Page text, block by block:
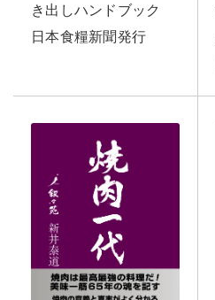
き出しハンドブック
日本食糧新聞発行